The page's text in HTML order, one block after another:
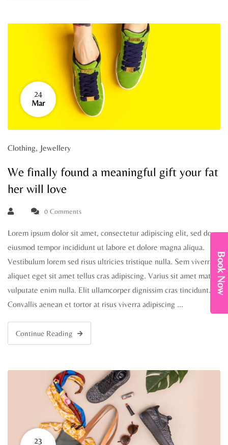
24
Mar
Clothing, Jewellery
We finally found a meaningful gift your fat
her will love
0 Comments
Lorem ipsum dolor sit amet, consectetur adipiscing elit, sed do
eiusmod tempor incididunt ut labore et dolore magna aliqua.
Vestibulum lorem sed risus ultricies tristique nulla. Sem viverra
aliquet eget sit amet tellus cras adipiscing. Varius sit amet mattis
vulputate enim nulla. Elit ullamcorper dignissim cras tincidunt.
Convallis aenean et tortor at risus viverra adipiscing …
Continue Reading
23
Book Now